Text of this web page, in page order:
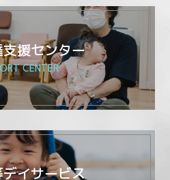
援センター
CENTER
イサービス